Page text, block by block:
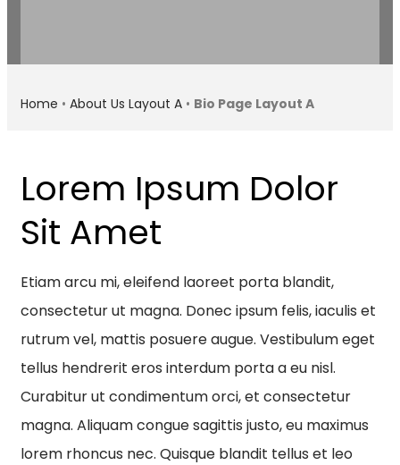
Home • About Us Layout A • Bio Page Layout A
Lorem Ipsum Dolor
Sit Amet
Etiam arcu mi, eleifend laoreet porta blandit,
consectetur ut magna. Donec ipsum felis, iaculis et
rutrum vel, mattis posuere augue. Vestibulum eget
tellus hendrerit eros interdum porta a eu nisl.
Curabitur ut condimentum orci, et consectetur
magna. Aliquam congue sagittis justo, eu maximus
lorem rhoncus nec. Quisque blandit tellus et leo